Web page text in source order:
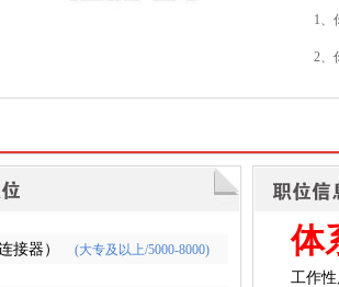
1、
2、
接器） (大专及以上/5000-8000) 体
工作